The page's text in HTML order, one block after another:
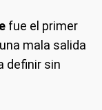
fue el primer
mala salida
definir sin